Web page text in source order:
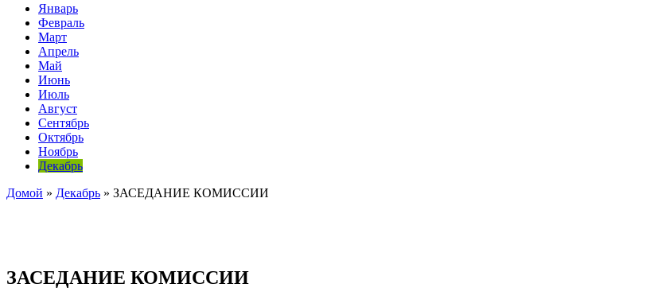
Январь
Февраль
Март
Апрель
Май
Июнь
Июль
Август
Сентябрь
Октябрь
Ноябрь
Декабрь
Домой » Декабрь » ЗАСЕДАНИЕ КОМИССИИ
ЗАСЕДАНИЕ КОМИССИИ